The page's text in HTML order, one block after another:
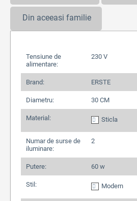
Din aceeasi familie
Tensiune de
alimentare:
230 V
Brand: ERSTE
Diametru: 30 CM
Material: Sticla
Numar de surse de
iluminare:
2
Putere: 60 w
Stil: Modern